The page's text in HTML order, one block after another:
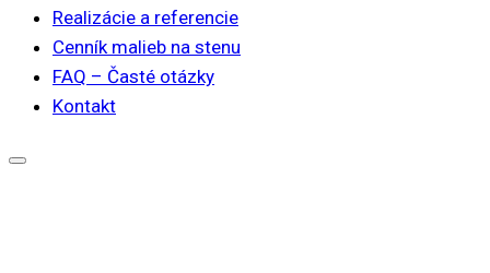
Realizácie a referencie
Cenník malieb na stenu
FAQ – Časté otázky
Kontakt